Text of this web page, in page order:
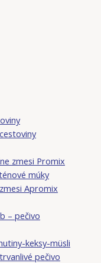
zmesi Promix
múky
Apromix
– pečivo
keksy-müsli
pečivo